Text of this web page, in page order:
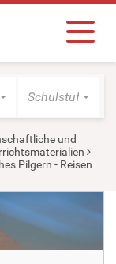
Schulstufe
und
Pilgern - Reisen